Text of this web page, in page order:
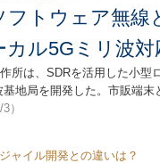
フトウェア無線
カル5Gミリ波
所は、SDRを活用した小型
基地局を開発した。市販端
）
ャイル開発との違いは？